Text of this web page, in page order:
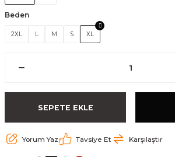
Beden
2XL L M S XL
SEPETE EKLE
Yorum Yaz Tavsiye Et Karşılaştır